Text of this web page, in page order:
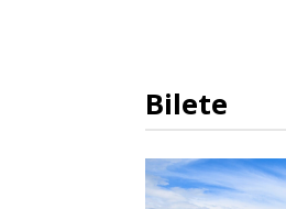
Bilete